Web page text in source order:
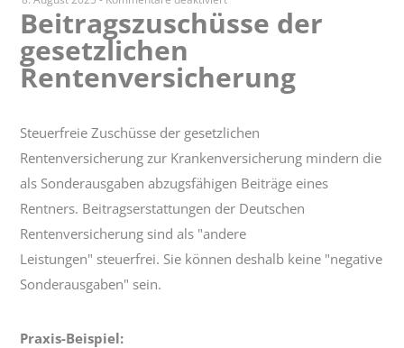
Beitragszuschüsse
Rentenversicherung
Beitragszuschüsse der
gesetzlichen
Rentenversicherung
Steuerfreie Zuschüsse der gesetzlichen
Rentenversicherung zur Krankenversicherung mindern die
als Sonderausgaben abzugsfähigen Beiträge eines
Rentners. Beitragserstattungen der Deutschen
Rentenversicherung sind als "andere
Leistungen" steuerfrei. Sie können deshalb keine "negative
Sonderausgaben" sein.
Praxis-Beispiel: